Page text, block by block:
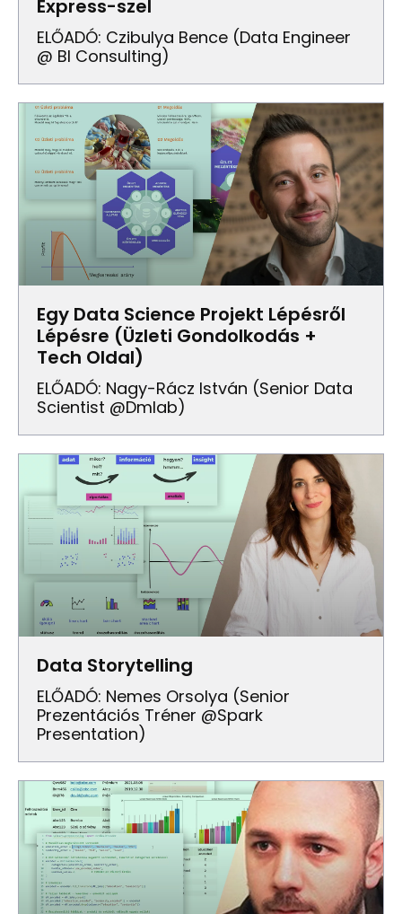
Express-szel
ELŐADÓ: Czibulya Bence (Data Engineer
@ BI Consulting)
Egy Data Science Projekt Lépésről
Lépésre (Üzleti Gondolkodás +
Tech Oldal)
ELŐADÓ: Nagy-Rácz István (senior Data
Scientist @dmlab)
Data Storytelling
ELŐADÓ: Nemes Orsolya (Senior
Prezentációs Tréner @Spark
Presentation)